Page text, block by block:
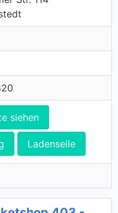
siehen
Ladenseile